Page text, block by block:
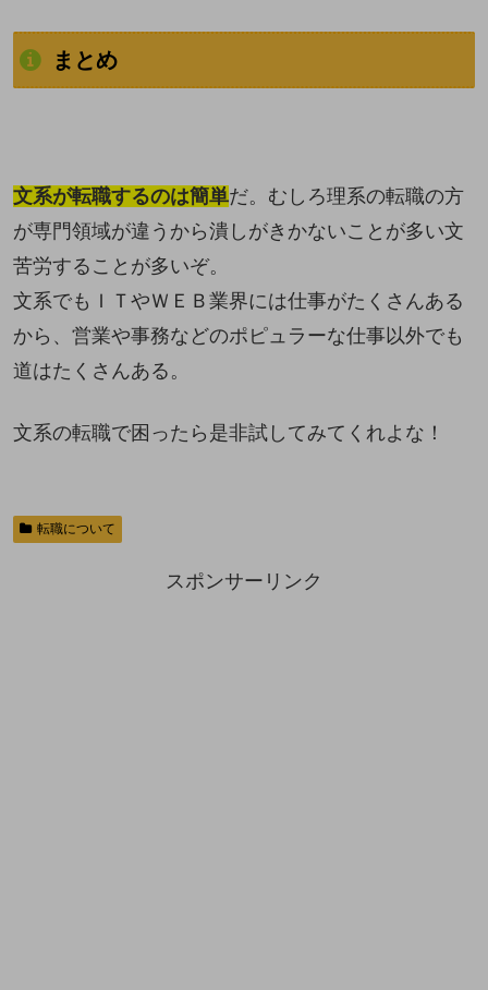
まとめ
文系が転職するのは簡単だ。むしろ理系の転職の方
が専門領域が違うから潰しがきかないことが多い文
苦労することが多いぞ。
文系でもＩＴやＷＥＢ業界には仕事がたくさんある
から、営業や事務などのポピュラーな仕事以外でも
道はたくさんある。
文系の転職で困ったら是非試してみてくれよな！
転職について
スポンサーリンク